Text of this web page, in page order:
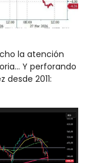
la atención
Y perforando
2011: